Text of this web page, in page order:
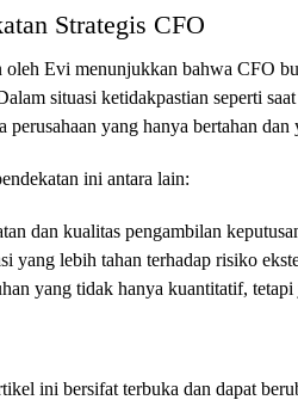
Strategis CFO
oleh Evi menunjukkan bahwa CFO
situasi ketidakpastian seperti
perusahaan yang hanya bertahan
ini antara lain:
dan kualitas pengambilan
yang lebih tahan terhadap risiko
yang tidak hanya kuantitatif, tetapi
ini bersifat terbuka dan dapat